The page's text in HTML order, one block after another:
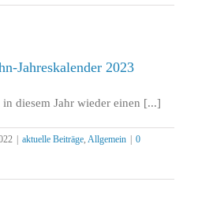
Jahreskalender 2023
diesem Jahr wieder einen [...]
| aktuelle Beiträge Allgemein | 0